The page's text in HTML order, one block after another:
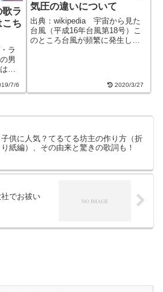
ラ
こち
ラ
男
こ
曲
、
、
も
7/6
気圧の違いについて
出典：wikipedia 宇宙から見た
台風（平成16年台風第18号）こ
のところ台風が頻繁に発生し
しまいます。ニュースでよく聞
2020/3/27
子供に人気？てるてる坊主の作り方（折
り紙編）、その由来と驚きの歌詞も！
社でお祓い